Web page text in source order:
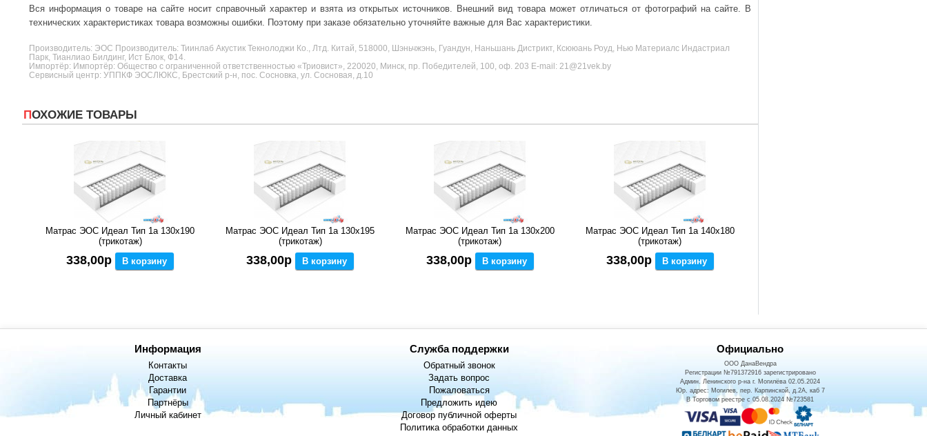
Вся информация о товаре на сайте носит справочный характер и взята из открытых источников. Внешний вид товара может отличаться от фотографий на сайте. В
технических характеристиках товара возможны ошибки. Поэтому при заказе обязательно уточняйте важные для Вас характеристики.
Производитель: ЭОС Производитель: Тиинлаб Акустик Текнолоджи Ко., Лтд. Китай, 518000, Шэньчжэнь, Гуандун, Наньшань Дистрикт, Ксююань Роуд, Нью Материалс Индастриал
Парк, Тианлиао Билдинг, Ист Блок, Ф14.
Импортёр: Импортёр: Общество с ограниченной ответственностью «Триовист», 220020, Минск, пр. Победителей, 100, оф. 203 E-mail: 21@21vek.by
Сервисный центр: УППКФ ЭОСЛЮКС, Брестский р-н, пос. Сосновка, ул. Сосновая, д.10
ПОХОЖИЕ ТОВАРЫ
Матрас ЭОС Идеал Тип 1а 130x190
(трикотаж)
338,00р В корзину
Матрас ЭОС Идеал Тип 1а 130x195
(трикотаж)
338,00р В корзину
Матрас ЭОС Идеал Тип 1а 130x200
(трикотаж)
338,00р В корзину
Матрас ЭОС Идеал Тип 1а 140x180
(трикотаж)
338,00р В корзину
Информация
Контакты
Доставка
Гарантии
Партнёры
Личный кабинет
Служба поддержки
Обратный звонок
Задать вопрос
Пожаловаться
Предложить идею
Договор публичной оферты
Политика обработки данных
Официально
ООО ДанаВендра
Регистрации №791372916 зарегистрировано
Админ. Ленинского р-на г. Могилёва 02.05.2024
Юр. адрес: Могилев, пер. Карпинской, д.2А, каб 7
В Торговом реестре с 05.08.2024 №723581